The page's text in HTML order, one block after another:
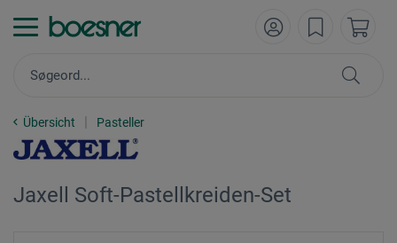
Übersicht Pasteller
Jaxell Soft-Pastellkreiden-Set